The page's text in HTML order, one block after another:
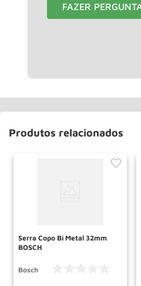
FAZER
Produtos relacionados
Serra Copo Bi Metal 32mm
BOSCH
Bosch